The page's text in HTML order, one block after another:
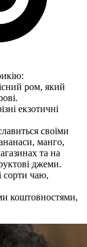
ром, який
екзотичні
своїми
манго,
та на
джеми.
сорти чаю,
коштовностями,